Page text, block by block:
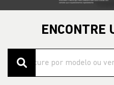
ENCONTRE